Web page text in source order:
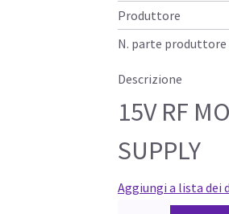
Produttore
N. parte produttore
Descrizione
15V RF
SUPPLY
Aggiungi a lista dei